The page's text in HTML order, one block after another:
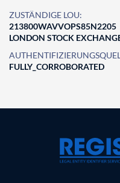
ZUSTÄNDIGE LOU:
213800WAVVOPS85N2205
LONDON STOCK
FULLY_CORROBORATED